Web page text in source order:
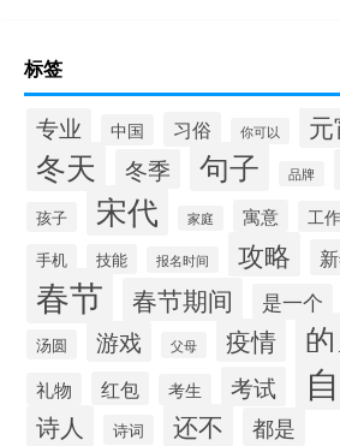
标签
专业 中国 习俗 你可以
冬天 冬季 句子 品牌
孩子 宋代 家庭 寓意 工作
手机 技能 报名时间 攻略
春节 春节期间 是一个
汤圆 游戏 父母 疫情
礼物 红包 考生 考试
诗人 诗词 还不 都是